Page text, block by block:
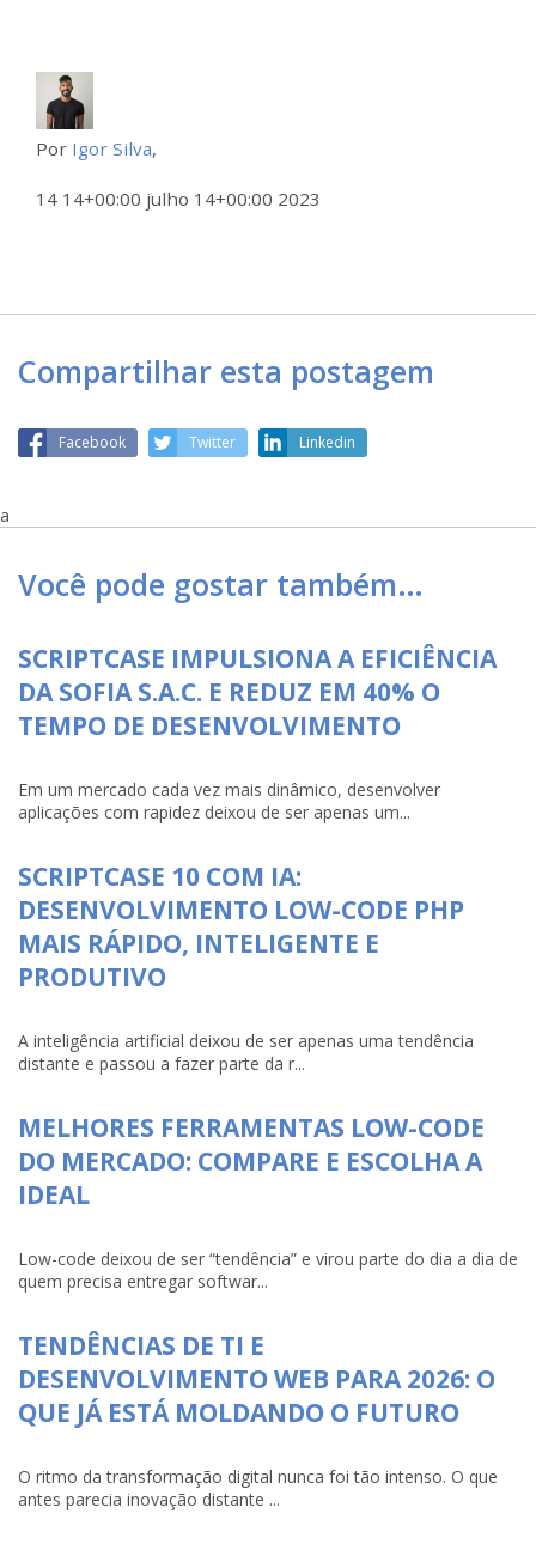
Por Igor Silva,
14 14+00:00 julho 14+00:00 2023
Compartilhar esta postagem
Facebook Twitter Linkedin
a
Você pode gostar também…
SCRIPTCASE IMPULSIONA A EFICIÊNCIA
DA SOFIA S.A.C. E REDUZ EM 40% O
TEMPO DE DESENVOLVIMENTO
Em um mercado cada vez mais dinâmico, desenvolver
aplicações com rapidez deixou de ser apenas um...
SCRIPTCASE 10 COM IA:
DESENVOLVIMENTO LOW-CODE PHP
MAIS RÁPIDO, INTELIGENTE E
PRODUTIVO
A inteligência artificial deixou de ser apenas uma tendência
distante e passou a fazer parte da r...
MELHORES FERRAMENTAS LOW-CODE
DO MERCADO: COMPARE E ESCOLHA A
IDEAL
Low-code deixou de ser “tendência” e virou parte do dia a dia de
quem precisa entregar softwar...
TENDÊNCIAS DE TI E
DESENVOLVIMENTO WEB PARA 2026: O
QUE JÁ ESTÁ MOLDANDO O FUTURO
O ritmo da transformação digital nunca foi tão intenso. O que
antes parecia inovação distante ...